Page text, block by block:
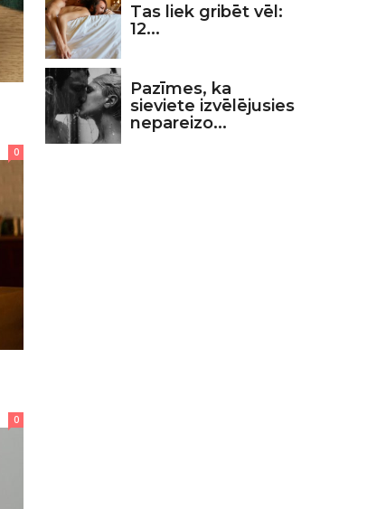
0
0
Tas liek gribēt vēl:
12...
Pazīmes, ka
sieviete izvēlējusies
nepareizo...